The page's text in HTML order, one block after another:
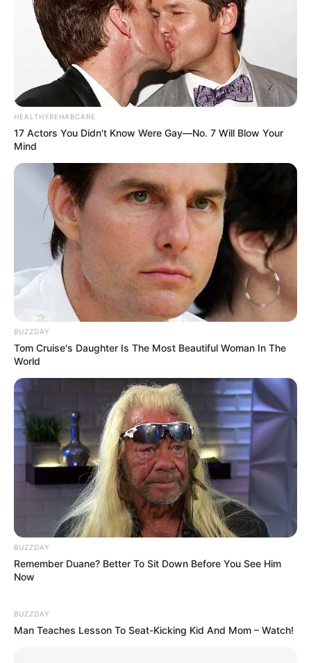
HEALTHYREHABCARE
17 Actors You Didn't Know Were Gay—No. 7 Will Blow Your
Mind
BUZZDAY
Tom Cruise's Daughter Is The Most Beautiful Woman In The
World
BUZZDAY
Remember Duane? Better To Sit Down Before You See Him
Now
BUZZDAY
Man Teaches Lesson To Seat-Kicking Kid And Mom – Watch!